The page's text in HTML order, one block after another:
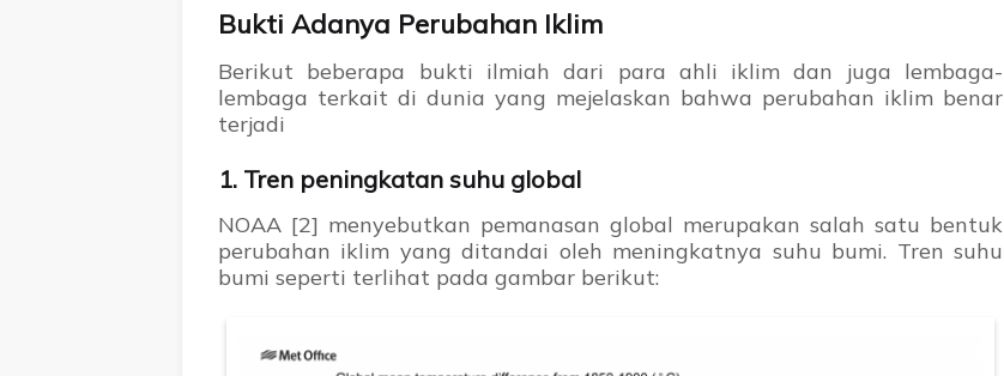
Bukti Adanya Perubahan Iklim
Berikut beberapa bukti ilmiah dari para ahli iklim dan juga lembaga-
lembaga terkait di dunia yang mejelaskan bahwa perubahan iklim benar
terjadi
1. Tren peningkatan suhu global
NOAA [2] menyebutkan pemanasan global merupakan salah satu bentuk
perubahan iklim yang ditandai oleh meningkatnya suhu bumi. Tren suhu
bumi seperti terlihat pada gambar berikut: